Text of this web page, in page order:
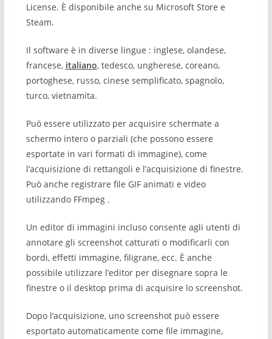
License. È disponibile anche su Microsoft Store e
Steam.
Il software è in diverse lingue : inglese, olandese,
francese, italiano, tedesco, ungherese, coreano,
portoghese, russo, cinese semplificato, spagnolo,
turco, vietnamita.
Può essere utilizzato per acquisire schermate a
schermo intero o parziali (che possono essere
esportate in vari formati di immagine), come
l’acquisizione di rettangoli e l’acquisizione di finestre.
Può anche registrare file GIF animati e video
utilizzando FFmpeg .
Un editor di immagini incluso consente agli utenti di
annotare gli screenshot catturati o modificarli con
bordi, effetti immagine, filigrane, ecc. È anche
possibile utilizzare l’editor per disegnare sopra le
finestre o il desktop prima di acquisire lo screenshot.
Dopo l’acquisizione, uno screenshot può essere
esportato automaticamente come file immagine,